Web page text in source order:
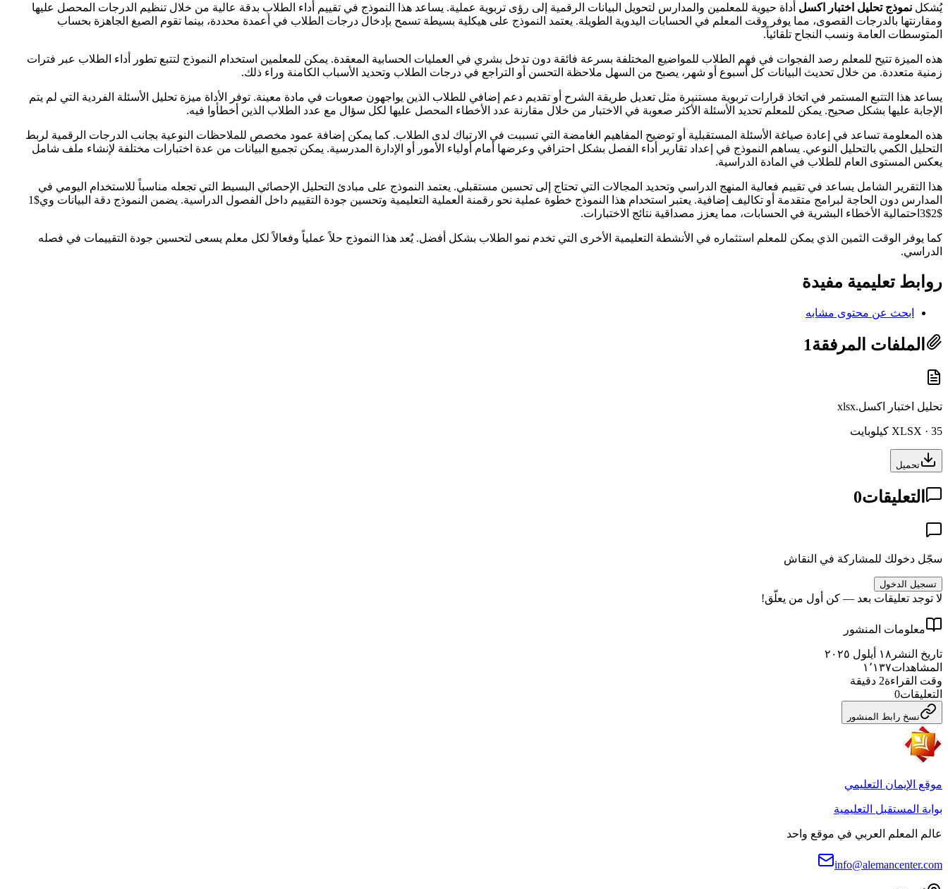
يُشكل نموذج تحليل اختبار اكسل أداة حيوية للمعلمين والمدارس لتحويل البيانات الرقمية إلى رؤى تربوية عملية. يساعد هذا النموذج في تقييم أداء الطلاب بدقة عالية من خلال تنظيم الدرجات المحصل عليها
ومقارنتها بالدرجات القصوى، مما يوفر وقت المعلم في الحسابات اليدوية الطويلة. يعتمد النموذج على هيكلية بسيطة تسمح بإدخال درجات الطلاب في أعمدة محددة، بينما تقوم الصيغ الجاهزة بحساب
المتوسطات العامة ونسب النجاح تلقائياً.
هذه الميزة تتيح للمعلم رصد الفجوات في فهم الطلاب للمواضيع المختلفة بسرعة فائقة دون تدخل بشري في العمليات الحسابية المعقدة. يمكن للمعلمين استخدام النموذج لتتبع تطور أداء الطلاب عبر فترات
زمنية متعددة. من خلال تحديث البيانات كل أسبوع أو شهر، يصبح من السهل ملاحظة التحسن أو التراجع في درجات الطلاب وتحديد الأسباب الكامنة وراء ذلك.
يساعد هذا التتبع المستمر في اتخاذ قرارات تربوية مستنيرة مثل تعديل طريقة الشرح أو تقديم دعم إضافي للطلاب الذين يواجهون صعوبات في مادة معينة. توفر الأداة ميزة تحليل الأسئلة الفردية التي لم يتم
الإجابة عليها بشكل صحيح. يمكن للمعلم تحديد الأسئلة الأكثر صعوبة في الاختبار من خلال مقارنة عدد الأخطاء المحصل عليها لكل سؤال مع عدد الطلاب الذين أخطأوا فيه.
هذه المعلومة تساعد في إعادة صياغة الأسئلة المستقبلية أو توضيح المفاهيم الغامضة التي تسببت في الارتباك لدى الطلاب. كما يمكن إضافة عمود مخصص للملاحظات النوعية بجانب الدرجات الرقمية لربط
التحليل الكمي بالتحليل النوعي. يساهم النموذج في إعداد تقارير أداء الفصل بشكل احترافي وعرضها أمام أولياء الأمور أو الإدارة المدرسية. يمكن تجميع البيانات من عدة اختبارات مختلفة لإنشاء ملف شامل
يعكس المستوى العام للطلاب في المادة الدراسية.
هذا التقرير الشامل يساعد في تقييم فعالية المنهج الدراسي وتحديد المجالات التي تحتاج إلى تحسين مستقبلي. يعتمد النموذج على مبادئ التحليل الإحصائي البسيط التي تجعله مناسباً للاستخدام اليومي في
المدارس دون الحاجة لبرامج متقدمة أو تكاليف إضافية. يعتبر استخدام هذا النموذج خطوة عملية نحو رقمنة العملية التعليمية وتحسين جودة التقييم داخل الفصول الدراسية. يضمن النموذج دقة البيانات وي$1
$2$3احتمالية الأخطاء البشرية في الحسابات، مما يعزز مصداقية نتائج الاختبارات.
كما يوفر الوقت الثمين الذي يمكن للمعلم استثماره في الأنشطة التعليمية الأخرى التي تخدم نمو الطلاب بشكل أفضل. يُعد هذا النموذج حلاً عملياً وفعالاً لكل معلم يسعى لتحسين جودة التقييمات في فصله
الدراسي.
روابط تعليمية مفيدة
ابحث عن محتوى مشابه
الملفات المرفقة1
تحليل اختبار اكسل.xlsx
XLSX · 35 كيلوبايت
تحميل
التعليقات0
سجّل دخولك للمشاركة في النقاش
تسجيل الدخول
لا توجد تعليقات بعد — كن أول من يعلّق!
معلومات المنشور
تاريخ النشر ١٨ أيلول ٢٠٢٥
المشاهدات١٬١٣٧
وقت القراءة2 دقيقة
التعليقات0
نسخ رابط المنشور
موقع الإيمان التعليمي
بوابة المستقبل التعليمية
عالم المعلم العربي في موقع واحد
info@alemancenter.com